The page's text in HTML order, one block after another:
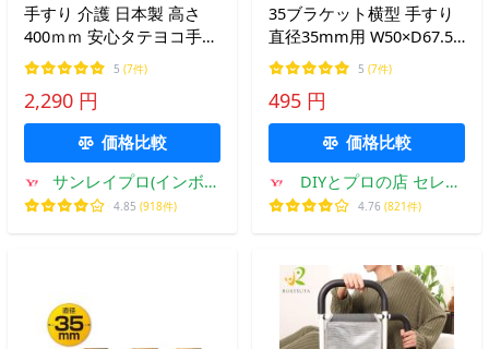
手すり 介護 日本製 高さ
400ｍｍ 安心タテヨコ手す
り DC-SMT400 壁付け つか
まり立ち 補助 縦・横兼用
高齢 リノベーション
5 (7件)
2,290 円
価格比較
サンレイプロ(インボイ
ス登録店)
4.85 (918件)
35ブラケット横型 手すり
直径35mm用 W50×D67.5×
約H67.8mm | 手摺 手すり
金具 ブラケット 手すり金
具
5 (7件)
495 円
価格比較
DIYとプロの店 セレク
トツール
4.76 (821件)